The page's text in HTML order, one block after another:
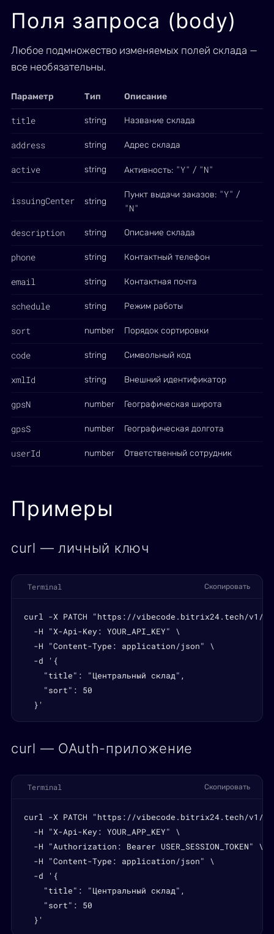
Поля запроса (body)
Любое подмножество изменяемых полей склада —
все необязательны.
Параметр Тип Описание
title string Название склада
address string Адрес склада
active string Активность: "Y" / "N"
issuingCenter string
Пункт выдачи заказов: "Y" /
"N"
description string Описание склада
phone string Контактный телефон
email string Контактная почта
schedule string Режим работы
sort number Порядок сортировки
code string Символьный код
xmlId string Внешний идентификатор
gpsN number Географическая широта
gpsS number Географическая долгота
userId number Ответственный сотрудник
Примеры
curl — личный ключ
Terminal Скопировать
curl -X PATCH "https://vibecode.bitrix24.tech/v1/
  -H "X-Api-Key: YOUR_API_KEY" \
  -H "Content-Type: application/json" \
  -d '{
    "title": "Центральный склад",
    "sort": 50
  }'
curl — OAuth-приложение
Terminal Скопировать
curl -X PATCH "https://vibecode.bitrix24.tech/v1/
  -H "X-Api-Key: YOUR_APP_KEY" \
  -H "Authorization: Bearer USER_SESSION_TOKEN" \
  -H "Content-Type: application/json" \
  -d '{
    "title": "Центральный склад",
    "sort": 50
  }'